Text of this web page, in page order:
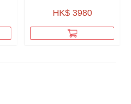
3
HUMBUCKER拾音器低音
結他
HK$ 3980